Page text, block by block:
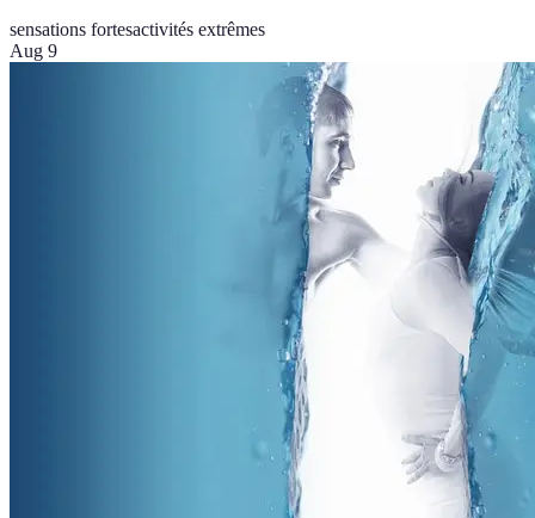
sensations fortesactivités extrêmes
Aug 9